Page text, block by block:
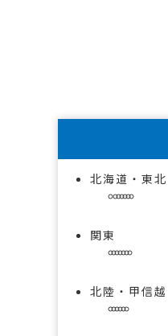
北海道・東北
関東
北陸・甲信越